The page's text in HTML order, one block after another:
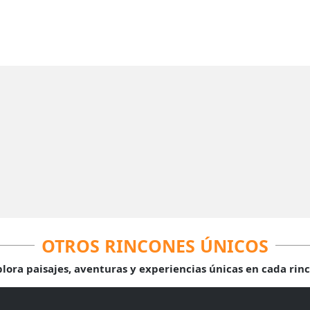
OTROS RINCONES ÚNICOS
paisajes, aventuras y experiencias únicas en cada